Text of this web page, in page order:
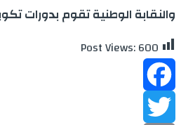
والنقابة الوطنية تقوم بدورات
Post Views:600
Facebook